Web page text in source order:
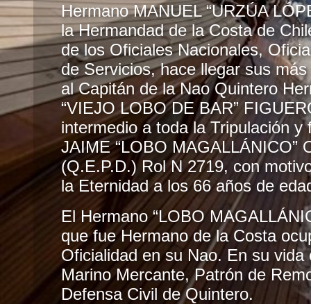
Hermano MANUEL “URZÚA
la Hermandad de la Costa de
de los Oficiales Nacionales,
de Servicios, hace llegar sus
al Capitán de la Nao Quintero
“VIEJO LOBO DE BAR”
intermedio a toda la Tripulación y
JAIME “LOBO MAGALLÁNICO”
(Q.E.P.D.) Rol N 2719, con
la Eternidad a los 66 años de
El Hermano “LOBO
que fue Hermano de la Costa
Oficialidad en su Nao. En su
Marino Mercante, Patrón de
Defensa Civil de Quintero.